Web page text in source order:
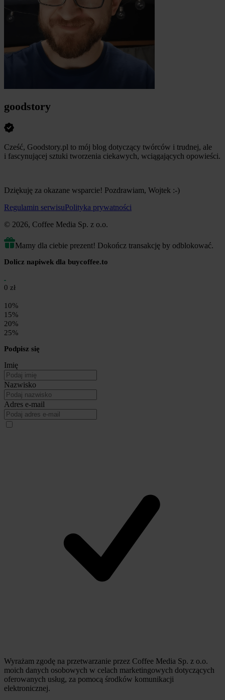
goodstory
Cześć, Goodstory.pl to mój blog dotyczący twórców i trudnej, ale
i fascynującej sztuki tworzenia ciekawych, wciągających opowieści.
Dziękuję za okazane wsparcie! Pozdrawiam, Wojtek :-)
Regulamin serwisuPolityka prywatności
© 2026, Coffee Media Sp. z o.o.
Mamy dla ciebie prezent! Dokończ transakcję by odblokować.
Dolicz napiwek dla buycoffee.to
0 zł
10%
15%
20%
25%
Podpisz się
Imię
Nazwisko
Adres e-mail
Wyrażam zgodę na przetwarzanie przez Coffee Media Sp. z o.o.
moich danych osobowych w celach marketingowych dotyczących
oferowanych usług, za pomocą środków komunikacji
elektronicznej.